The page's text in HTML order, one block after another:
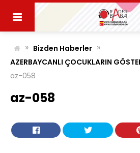
content
» Bizden Haberler »
AZERBAYCANLI ÇOCUKLARIN
az-058
az-058